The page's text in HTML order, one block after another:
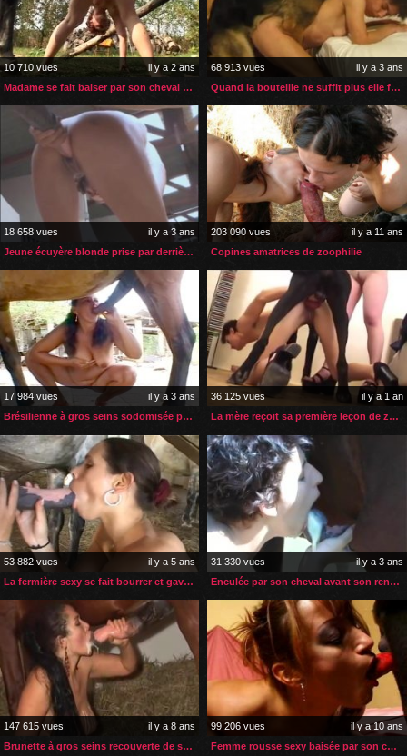
10 710 vues
il y a 2 ans
Madame se fait baiser par son cheval après son bain de soleil
68 913 vues
il y a 3 ans
Quand la bouteille ne suffit plus elle fait appel à son chien
18 658 vues
il y a 3 ans
Jeune écuyère blonde prise par derrière par son cheval
203 090 vues
il y a 11 ans
Copines amatrices de zoophilie
17 984 vues
il y a 3 ans
Brésilienne à gros seins sodomisée par son cheval
36 125 vues
il y a 1 an
La mère reçoit sa première leçon de zoophilie de sa belle-fille
53 882 vues
il y a 5 ans
La fermière sexy se fait bourrer et gaver par son cheval
31 330 vues
il y a 3 ans
Enculée par son cheval avant son rendez-vous à l’opéra
147 615 vues
il y a 8 ans
Brunette à gros seins recouverte de sperme de cheval
99 206 vues
il y a 10 ans
Femme rousse sexy baisée par son chien